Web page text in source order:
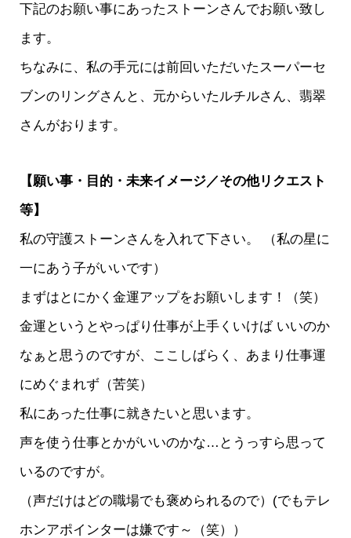
下記のお願い事にあったストーンさんでお願い致し
ます。
ちなみに、私の手元には前回いただいたスーパーセ
ブンのリングさんと、元からいたルチルさん、翡翠
さんがおります。
【願い事・目的・未来イメージ／その他リクエスト
等】
私の守護ストーンさんを入れて下さい。 （私の星に
一にあう子がいいです）
まずはとにかく金運アップをお願いします！（笑）
金運というとやっぱり仕事が上手くいけば いいのか
なぁと思うのですが、ここしばらく、あまり仕事運
にめぐまれず（苦笑）
私にあった仕事に就きたいと思います。
声を使う仕事とかがいいのかな…とうっすら思って
いるのですが。
（声だけはどの職場でも褒められるので）(でもテレ
ホンアポインターは嫌です～（笑））